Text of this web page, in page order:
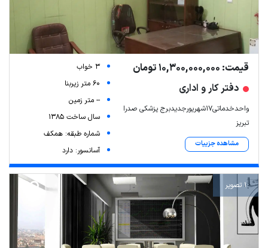
قیمت: 10,300,000,000 تومان
دفتر کار و اداری
واحدخدماتی۱۷شهریورجدیدبرج پزشکی صدرا
تبریز
مشاهده جزییات
3 خواب
60 متر زیربنا
-- متر زمین
سال ساخت 1385
شماره طبقه: همکف
آسانسور: دارد
1 تصویر